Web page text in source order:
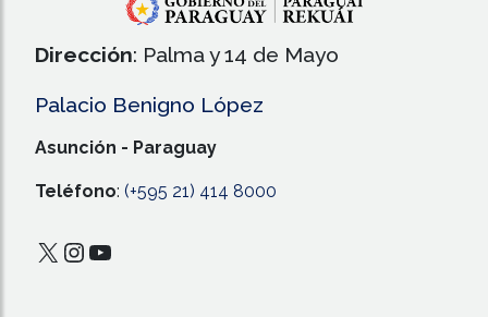
Dirección: Palma y 14 de Mayo
Palacio Benigno López
Asunción - Paraguay
Teléfono: (+595 21) 414 8000
X Instagram
YouTube